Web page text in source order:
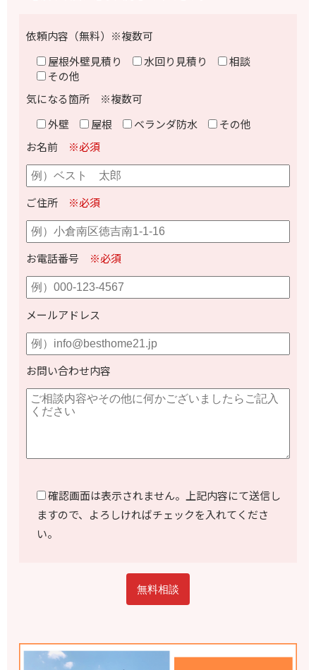
依頼内容（無料）※複数可
屋根外壁見積り
水回り見積り
相談
その他
気になる箇所 ※複数可
外壁
屋根 ベランダ防水
その他
お名前 ※必須
ご住所 ※必須
お電話番号 ※必須
メールアドレス
お問い合わせ内容
確認画面は表示されません。上記内容にて送信し
ますので、よろしければチェックを入れてくださ
い。